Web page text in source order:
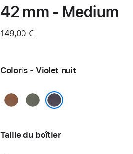
42 mm - Medium
149,00 €
Coloris - Violet nuit
CaramelGris
Taille du boîtier